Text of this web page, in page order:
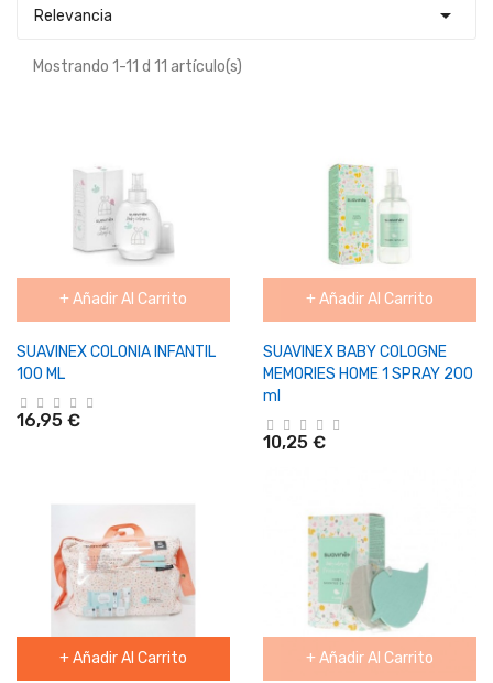
Relevancia 
Mostrando 1-11 d 11 artículo(s)
+ Añadir Al Carrito
SUAVINEX COLONIA INFANTIL
100 ML
16,95 €
+ Añadir Al Carrito
SUAVINEX BABY COLOGNE
MEMORIES HOME 1 SPRAY 200
ml
10,25 €
+ Añadir Al Carrito + Añadir Al Carrito